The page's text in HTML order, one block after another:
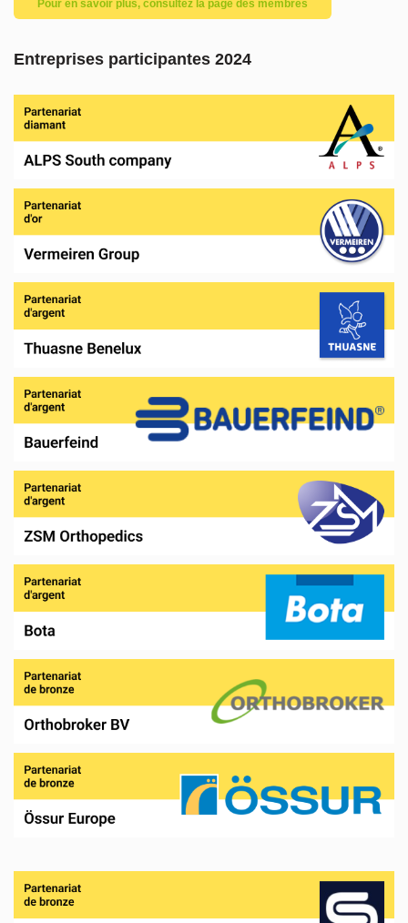
Pour en savoir plus, consultez la page des membres
Entreprises participantes 2024